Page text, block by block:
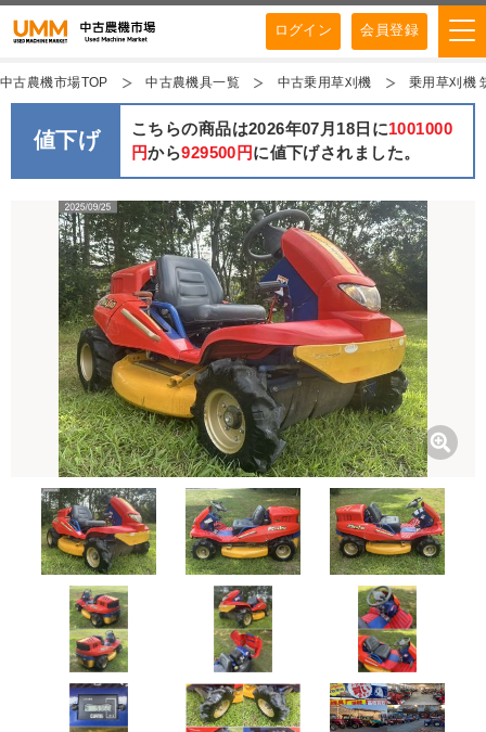
ログイン 会員登録
中古農機市場TOP 中古農機具一覧 中古乗用草刈機 乗用草刈機
値下げ こちらの商品は2026年07月18日に1001000
円から929500円に値下げされました。